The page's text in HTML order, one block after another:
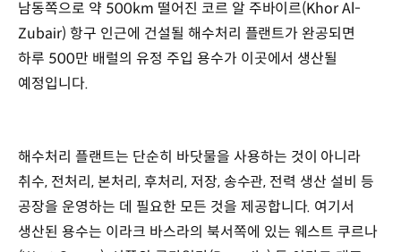
남동쪽으로 약 500km 떨어진 코르 알 주바이르(Khor Al-
Zubair) 항구 인근에 건설될 해수처리 플랜트가 완공되면
하루 500만 배럴의 유정 주입 용수가 이곳에서 생산될
예정입니다.
해수처리 플랜트는 단순히 바닷물을 사용하는 것이 아니라
취수, 전처리, 본처리, 후처리, 저장, 송수관, 전력 생산 설비 등
공장을 운영하는 데 필요한 모든 것을 제공합니다. 여기서
생산된 용수는 이라크 바스라의 북서쪽에 있는 웨스트 쿠르나